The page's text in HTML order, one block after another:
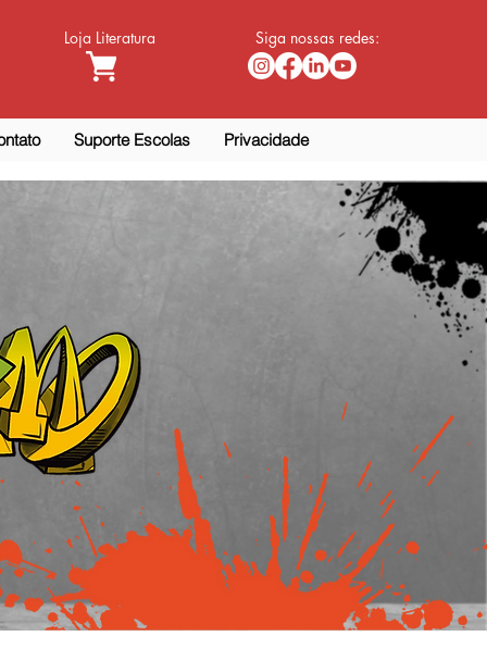
Loja Literatura Siga nossas redes:
Suporte Escolas Privacidade